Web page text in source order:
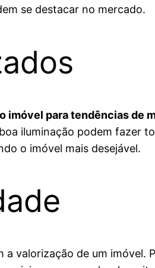
se destacar no mercado.
imóvel para tendências de
iluminação podem fazer
o imóvel mais desejável.
valorização de um imóvel.